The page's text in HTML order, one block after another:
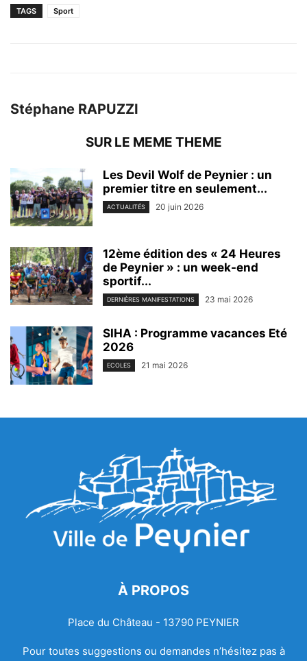
TAGS Sport
Stéphane RAPUZZI
SUR LE MEME THEME
Les Devil Wolf de Peynier : un
premier titre en seulement...
ACTUALITÉS 20 juin 2026
12ème édition des « 24 Heures
de Peynier » : un week-end
sportif...
DERNIÈRES MANIFESTATIONS 23 mai 2026
SIHA : Programme vacances Eté
2026
ECOLES 21 mai 2026
À PROPOS
Place du Château - 13790 PEYNIER
Pour toutes suggestions ou demandes n’hésitez pas à